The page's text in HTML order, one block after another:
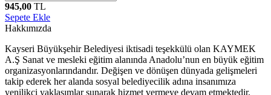
945,00 TL
Sepete Ekle
Hakkımızda
Kayseri Büyükşehir Belediyesi iktisadi teşekkülü olan KAYMEK
A.Ş Sanat ve mesleki eğitim alanında Anadolu’nun en büyük eğitim
organizasyonlarındandır. Değişen ve dönüşen dünyada gelişmeleri
takip ederek her alanda sosyal belediyecilik adına insanımıza
yenilikçi yaklaşımlar sunarak hizmet vermeye devam etmektedir.